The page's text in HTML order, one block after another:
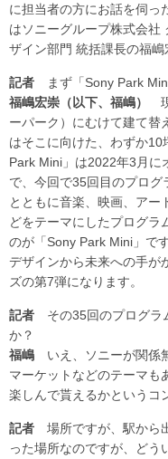
に担当者の方にお話を伺っ
はソニーグループ株式会社
ザイン部門 統括課長の福嶋
記者 まず「Sony Park
福嶋宏崇（以下、福嶋）
ーパーク）にむけて建て替
はそこに向けた、わずか
Park Mini」は2022年3月に
で、今回で35回目のプログ
とともに音楽、映画、アー
どをテーマにしたプログラ
のが「Sony Park Mini」で
デザインから未来への手が
ズの第7弾になります。
記者 その35回のプログラ
か？
福嶋 いえ、ソニーが関係
マーケットなどのテーマも
楽しんで貰えるかというコ
記者 場所ですが、駅から
った場所なのですが、どう